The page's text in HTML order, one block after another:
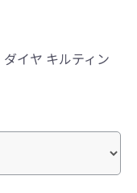
ダイヤ キルティン